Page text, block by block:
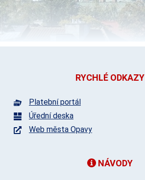
RYCHLÉ ODKAZY
Platební portál
Úřední deska
Web města Opavy
NÁVODY